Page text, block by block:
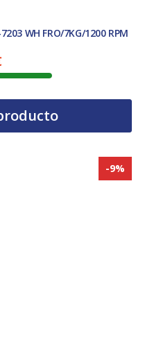
WH FRO/7KG/1200 RPM
El precio actual es: 279,00 €.
-9%